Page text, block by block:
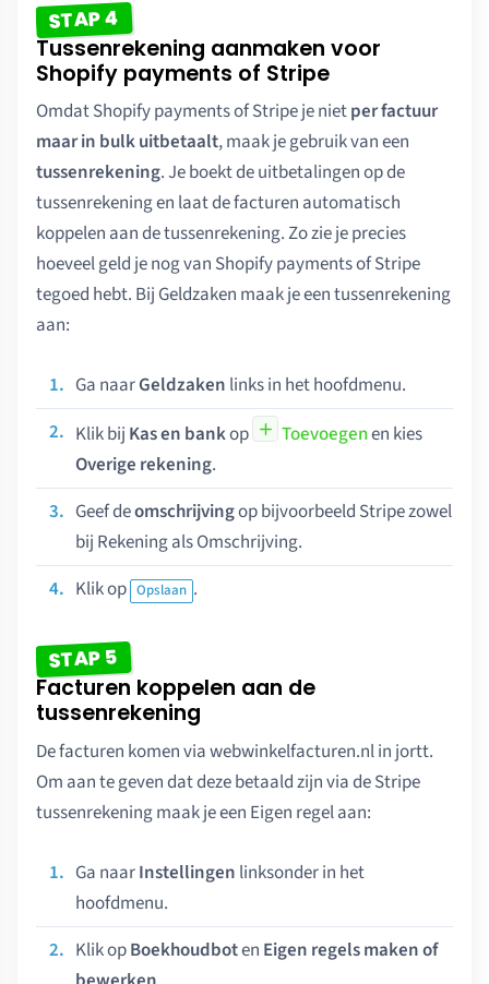
STAP 4
Tussenrekening aanmaken voor
Shopify payments of Stripe
Omdat Shopify payments of Stripe je nietper factuur
maar in bulk uitbetaalt, maak je gebruik van een
tussenrekening. Je boekt de uitbetalingen op de
tussenrekening en laat de facturen automatisch
koppelen aan de tussenrekening. Zo zie je precies
hoeveel geld je nog van Shopify payments of Stripe
tegoed hebt. Bij Geldzaken maak je een tussenrekening
aan:
Ga naarGeldzaken links in het hoofdmenu.
Klik bij Kas en bankop Toevoegenen kies
Overige rekening.
Geef deomschrijvingop bijvoorbeeld Stripe zowel
bij Rekening als Omschrijving.
Klik op Opslaan .
STAP 5
Facturen koppelen aan de
tussenrekening
De facturen komen via webwinkelfacturen.nl in jortt.
Om aan te geven dat deze betaald zijn via de Stripe
tussenrekening maak je een Eigen regel aan:
Ga naarInstellingen linksonder in het
hoofdmenu.
Klik opBoekhoudboten Eigen regels maken of